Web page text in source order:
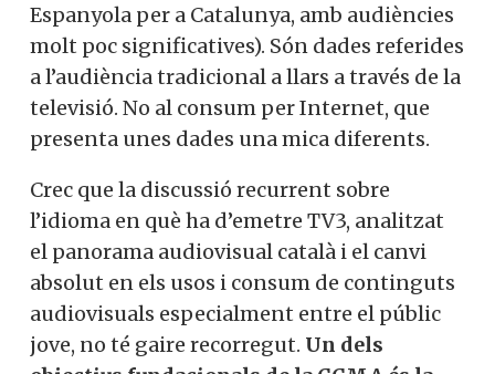
Espanyola per a Catalunya, amb audiències
molt poc significatives). Són dades referides
a l’audiència tradicional a llars a través de la
televisió. No al consum per Internet, que
presenta unes dades una mica diferents.
Crec que la discussió recurrent sobre
l’idioma en què ha d’emetre TV3, analitzat
el panorama audiovisual català i el canvi
absolut en els usos i consum de continguts
audiovisuals especialment entre el públic
jove, no té gaire recorregut. Un dels